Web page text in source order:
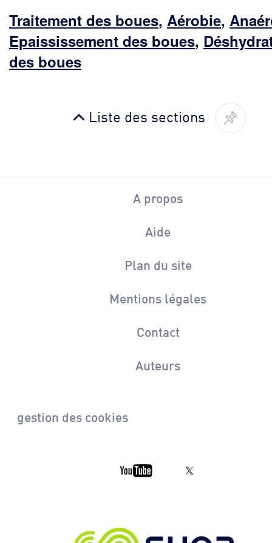
Traitement des boues, Aérobie,
Epaississement des boues,
des boues
Liste des sections
A propos
Aide
Plan du site
Mentions légales
Contact
Auteurs
gestion des cookies